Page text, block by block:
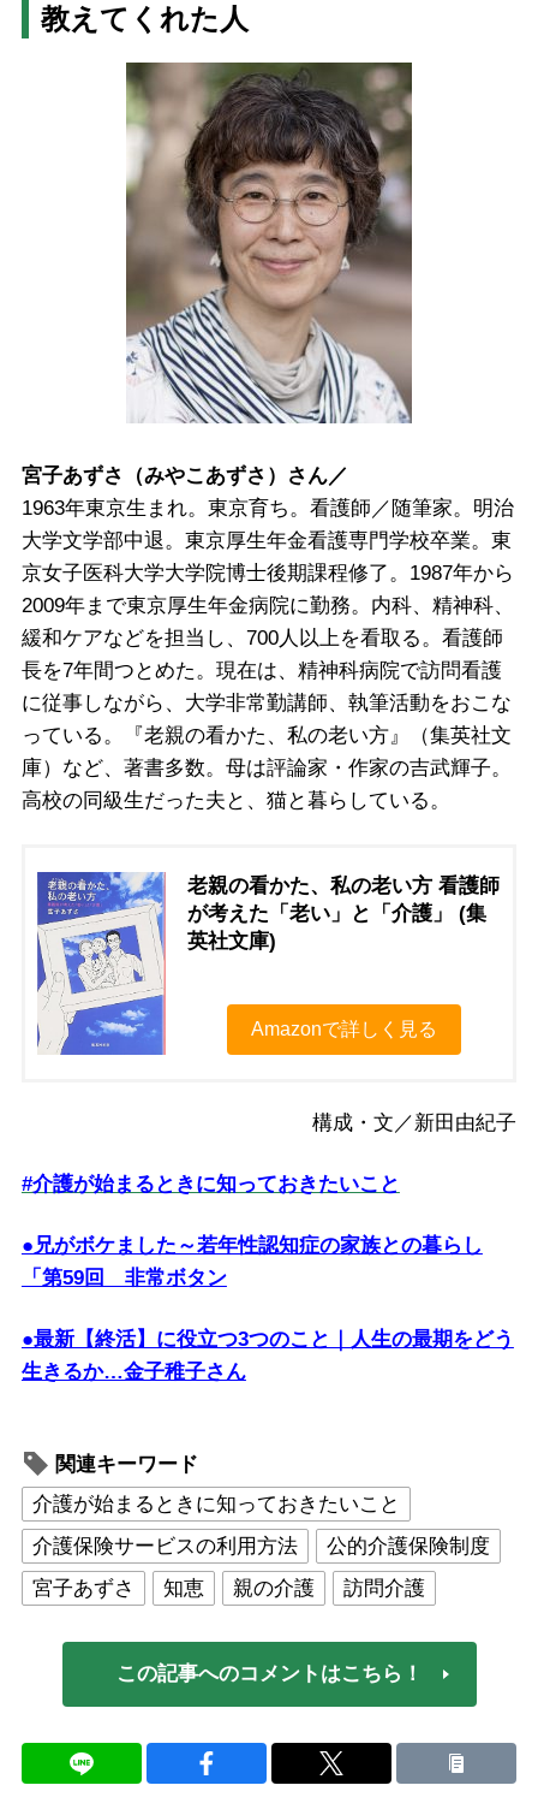
教えてくれた人
宮子あずさ（みやこあずさ）さん／
1963年東京生まれ。東京育ち。看護師／随筆家。明治
大学文学部中退。東京厚生年金看護専門学校卒業。東
京女子医科大学大学院博士後期課程修了。1987年から
2009年まで東京厚生年金病院に勤務。内科、精神科、
緩和ケアなどを担当し、700人以上を看取る。看護師
長を7年間つとめた。現在は、精神科病院で訪問看護
に従事しながら、大学非常勤講師、執筆活動をおこな
っている。『老親の看かた、私の老い方』（集英社文
庫）など、著書多数。母は評論家・作家の吉武輝子。
高校の同級生だった夫と、猫と暮らしている。
老親の看かた、私の老い方 看護師
が考えた「老い」と「介護」 (集
英社文庫)
Amazonで詳しく見る
構成・文／新田由紀子
#介護が始まるときに知っておきたいこと
●兄がボケました～若年性認知症の家族との暮らし
「第59回 非常ボタン
●最新【終活】に役立つ3つのこと｜人生の最期をどう
生きるか…金子稚子さん
関連キーワード
介護が始まるときに知っておきたいこと
介護保険サービスの利用方法
公的介護保険制度
宮子あずさ
知恵 親の介護 訪問介護
この記事へのコメントはこちら！